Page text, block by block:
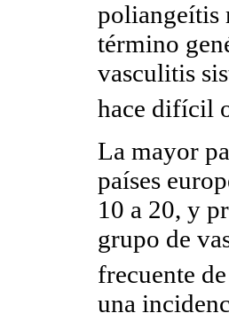
poliangeítis
término
vasculitis
hace difícil
La mayor
países
10 a 20, y
grupo de
frecuente
una